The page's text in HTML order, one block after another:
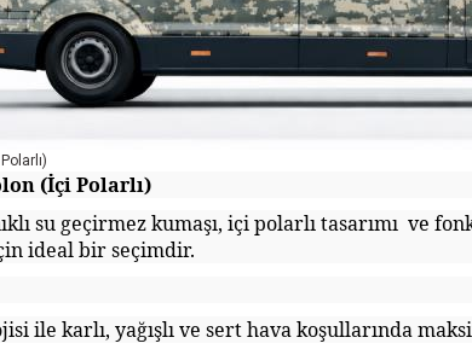
(İçi Polarlı)
su geçirmez kumaşı, içi polarlı tasarımı ve
ideal bir seçimdir.
ile karlı, yağışlı ve sert hava koşullarında